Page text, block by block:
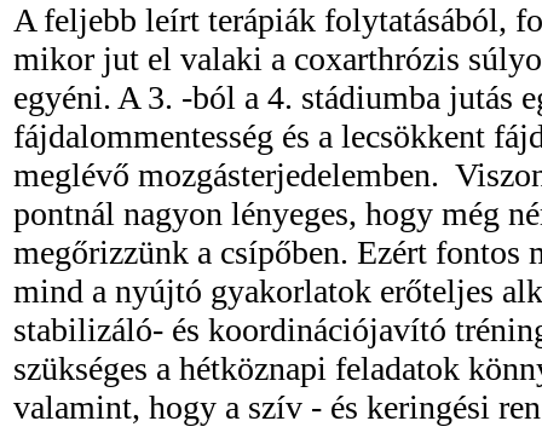
A feljebb leírt terápiák folytatásából,
mikor jut el valaki a coxarthrózis
egyéni. A 3. -ból a 4. stádiumba jutás
fájdalommentesség és a lecsökkent
meglévő mozgásterjedelemben.
pontnál nagyon lényeges, hogy még
megőrizzünk a csípőben. Ezért fontos
mind a nyújtó gyakorlatok erőteljes
stabilizáló- és koordinációjavító
szükséges a hétköznapi feladatok
valamint, hogy a szív - és keringési